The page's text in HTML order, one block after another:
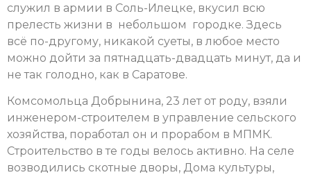
служил в армии в Соль-Илецке, вкусил всю
прелесть жизни в небольшом городке. Здесь
всё по-другому, никакой суеты, в любое место
можно дойти за пятнадцать-двадцать минут, да и
не так голодно, как в Саратове.
Комсомольца Добрынина, 23 лет от роду, взяли
инженером-строителем в управление сельского
хозяйства, поработал он и прорабом в МПМК.
Строительство в те годы велось активно. На селе
возводились скотные дворы, Дома культуры,